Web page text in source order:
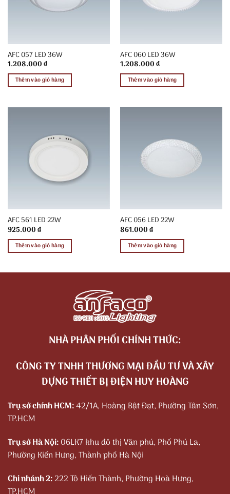
AFC 057 LED 36W
1.208.000₫
Thêm vào giỏ hàng
AFC 060 LED 36W
1.208.000₫
Thêm vào giỏ hàng
AFC 561 LED 22W
925.000₫
Thêm vào giỏ hàng
AFC 056 LED 22W
861.000₫
Thêm vào giỏ hàng
NHÀ PHÂN PHỐI CHÍNH THỨC:
CÔNG TY TNHH THƯƠNG MẠI ĐẦU TƯ VÀ XÂY
DỰNG THIẾT BỊ ĐIỆN HUY HOÀNG
Trụ sở chính HCM:42/1A, Hoàng Bật Đạt, Phường Tân Sơn,
TP.HCM
Trụ sở Hà Nội:06LK7 khu đô thị Văn phú, Phố Phú La,
Phường Kiến Hưng, Thành phố Hà Nội
Chi nhánh 2:222 Tô Hiến Thành, Phường Hoà Hưng,